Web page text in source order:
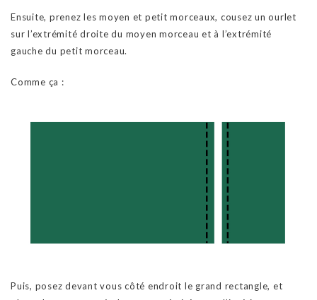
Ensuite, prenez les moyen et petit morceaux, cousez un ourlet
sur l’extrémité droite du moyen morceau et à l’extrémité
gauche du petit morceau.
Comme ça :
Puis, posez devant vous côté endroit le grand rectangle, et